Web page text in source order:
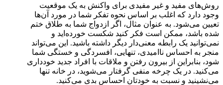
روش‌های مفید و غیر مفیدی برای واکنش به یک موقعیت
وجود دارد که اغلب بر اساس نحوه تفکر شما در مورد آن‌ها
تعیین می‌شود. به عنوان مثال، اگر ازدواج شما به طلاق ختم
شده باشد، ممکن است فکر کنید شکست خورده‌اید و
نمی‌توانید یک رابطه معنی‌دار دیگر داشته باشید. این می‌تواند
منجر به احساس ناامیدی، تنهایی، افسردگی و خستگی شما
شود، بنابراین از بیرون رفتن و ملاقات با افراد جدید خودداری
می‌کنید. در یک چرخه منفی گرفتار می‌شوید، در خانه تنها
می‌نشینید و نسبت به خودتان احساس بدی می‌کنید.